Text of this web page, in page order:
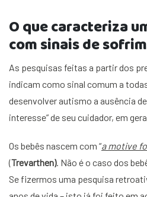
O que caracteriza
com sinais de
As pesquisas feitas a partir dos
indicam como sinal comum a
desenvolver autismo a ausência
interesse” de seu cuidador, em
Os bebês nascem com “a motive
(Trevarthen). Não é o caso dos
Se fizermos uma pesquisa